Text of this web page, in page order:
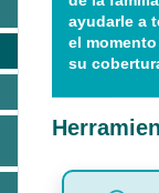
ayudarle a
el
su